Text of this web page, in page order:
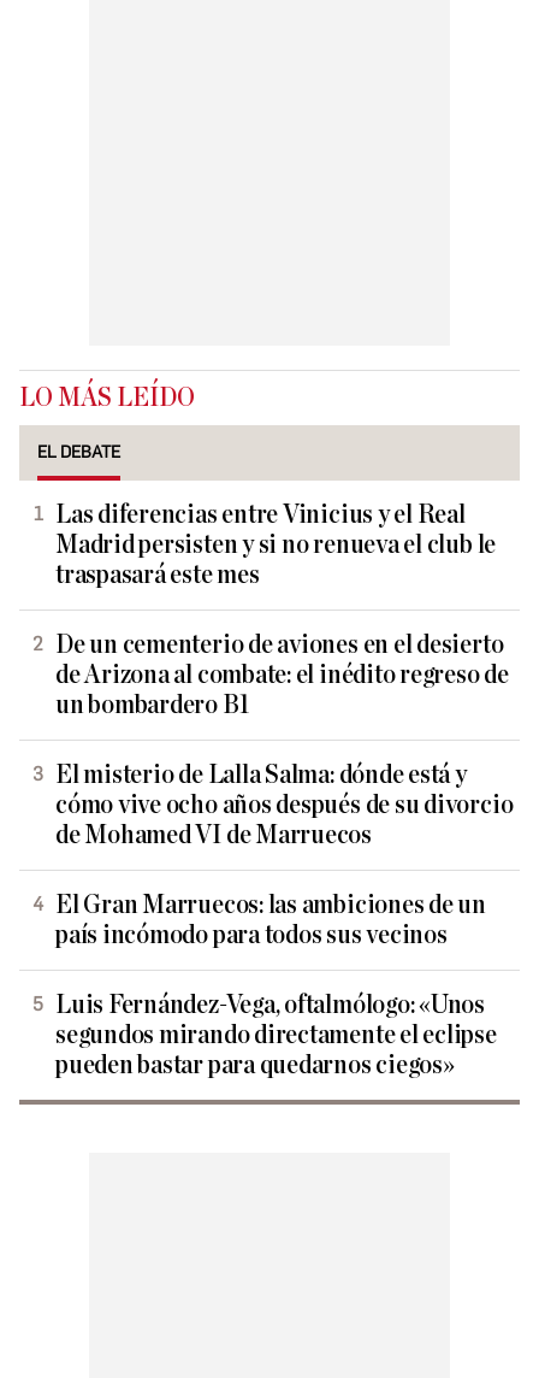
LO MÁS LEÍDO
EL DEBATE
Las diferencias entre Vinicius y el Real
Madrid persisten y si no renueva el club le
traspasará este mes
De un cementerio de aviones en el desierto
de Arizona al combate: el inédito regreso de
un bombardero B1
El misterio de Lalla Salma: dónde está y
cómo vive ocho años después de su divorcio
de Mohamed VI de Marruecos
El Gran Marruecos: las ambiciones de un
país incómodo para todos sus vecinos
Luis Fernández-Vega, oftalmólogo: «Unos
segundos mirando directamente el eclipse
pueden bastar para quedarnos ciegos»